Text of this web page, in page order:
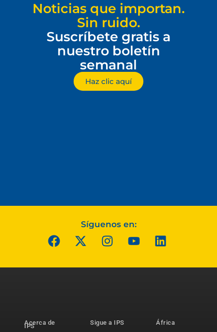
Noticias que importan.
Sin ruido.
Suscríbete gratis a
nuestro boletín
semanal
Haz clic aquí
Síguenos en:
Acerca de
IPS
Sigue a IPS
África